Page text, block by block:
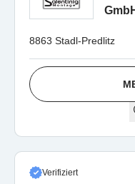
8863 Stadl-Predlitz
Verifiziert